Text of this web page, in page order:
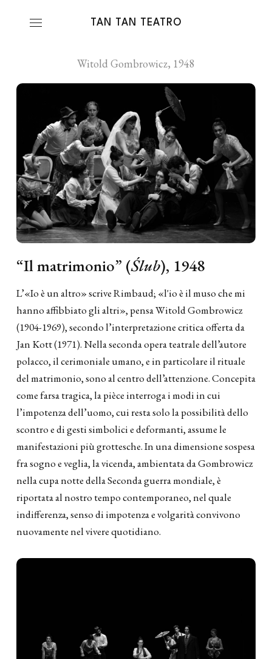
TAN TAN TEATRO
it
Witold Gombrowicz, 1948
“Il matrimonio” (Ślub), 1948
Sinossi
L’«Io è un altro» scrive Rimbaud; «l'io è il muso che mi
hanno affibbiato gli altri», pensa Witold Gombrowicz
(1904-1969), secondo l’interpretazione critica offerta da
Jan Kott (1971). Nella seconda opera teatrale dell’autore
polacco, il cerimoniale umano, e in particolare il rituale
del matrimonio, sono al centro dell’attenzione. Concepita
come farsa tragica, la pièce interroga i modi in cui
l’impotenza dell’uomo, cui resta solo la possibilità dello
scontro e di gesti simbolici e deformanti, assume le
manifestazioni più grottesche. In una dimensione sospesa
fra sogno e veglia, la vicenda, ambientata da Gombrowicz
nella cupa notte della Seconda guerra mondiale, è
riportata al nostro tempo contemporaneo, nel quale
indifferenza, senso di impotenza e volgarità convivono
nuovamente nel vivere quotidiano.